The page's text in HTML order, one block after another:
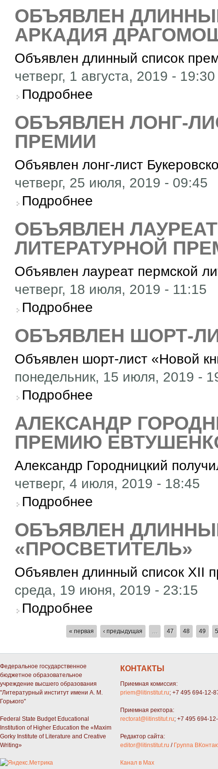
ОБЪЯВЛЕН
АРКАДИЯ
Объявлен длинный список
четверг, 1 августа, 2019 - 19:30
Подробнее
ОБЪЯВЛЕН ЛОНГ-
ПРЕМИИ
Объявлен лонг-лист
четверг, 25 июля, 2019 - 09:45
Подробнее
ОБЪЯВЛЕН
ЛИТЕРАТУРНОЙ
Объявлен лауреат пермской
четверг, 18 июля, 2019 - 11:15
Подробнее
ОБЪЯВЛЕН ШОРТ-
Объявлен шорт-лист «Новой
понедельник, 15 июля, 2019 -
Подробнее
АЛЕКСАНДР
ПРЕМИЮ
Александр Городницкий
четверг, 4 июля, 2019 - 18:45
Подробнее
ОБЪЯВЛЕН
«ПРОСВЕТИТЕЛЬ»
Объявлен длинный список XII
среда, 19 июня, 2019 - 23:15
Подробнее
СТРАНИЦЫ« первая ‹ предыдущая 47 48 49
Федеральное государственное
бюджетное образовательное
учреждение высшего образования
"Литературный институт имени А. М.
Горького"
Federal State Budget Educational
Institution of Higher Education the «Maxim
Gorky Institute of Literature and Creative
Writing»
КОНТАКТЫ
Приемная комиссия:
priem@litinstitut.ru; +7 495 694-12-
Приемная ректора:
rectorat@litinstitut.ru; +7 495 694-
Редактор сайта:
editor@litinstitut.ru / Группа
Канал в Max